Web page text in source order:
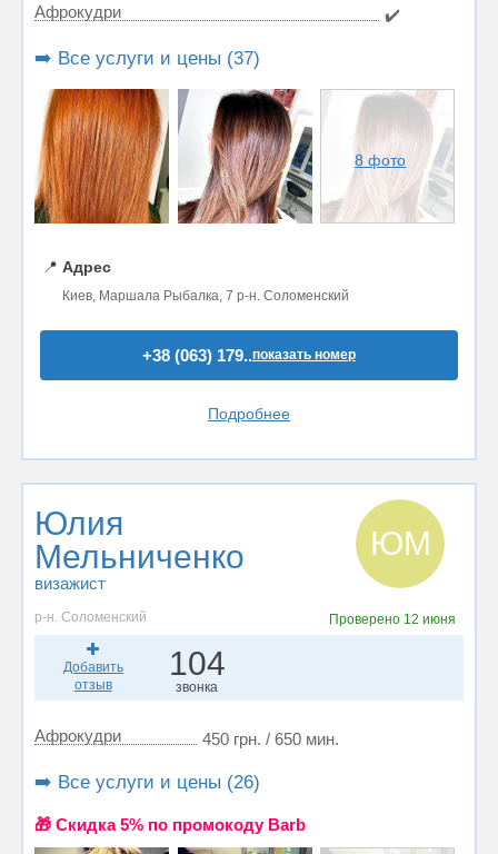
Афрокудри ✔️
➡️ Все услуги и цены (37)
8 фото
📍 Адрес
Киев, Маршала Рыбалка, 7 р-н. Соломенский
+38 (063) 179..показать номер
Подробнее
Юлия
Мельниченко
визажист
ЮМ
р-н. Соломенский Проверено 12 июня
Добавить
отзыв
104
звонка
Афрокудри 450 грн. / 650 мин.
➡️ Все услуги и цены (26)
🎁 Cкидка 5% по промокоду Barb